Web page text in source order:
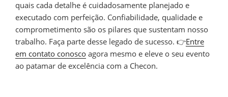
quais cada detalhe é cuidadosamente planejado e
executado com perfeição. Confiabilidade, qualidade e
comprometimento são os pilares que sustentam nosso
trabalho. Faça parte desse legado de sucesso. 👉Entre
em contato conosco agora mesmo e eleve o seu evento
ao patamar de excelência com a Checon.